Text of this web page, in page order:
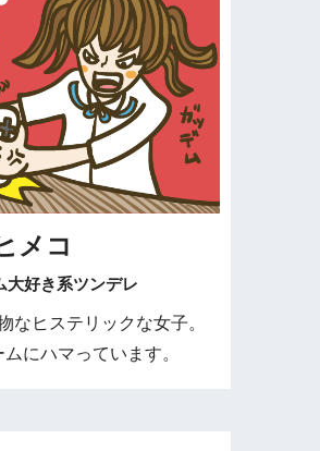
メコ
大好き系ツンデレ
なヒステリックな女子。
にハマっています。